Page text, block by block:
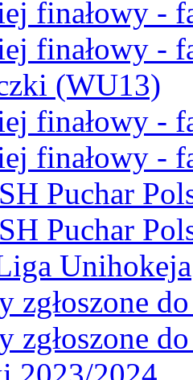
finałowy -
finałowy -
(WU13)
finałowy -
finałowy -
Puchar
Puchar
Unihokeja
zgłoszone
zgłoszone